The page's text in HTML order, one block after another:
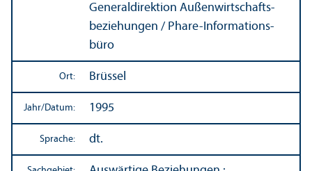
Generaldirektion Außen­wirtschafts­
beziehungen / Phare-Informations­
büro
Ort: Brüssel
Jahr/Datum: 1995
Sprache: dt.